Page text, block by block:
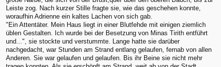
Leiste zog. Nach kurzer Stille fragte sie, wie das geschehen konnte,
woraufhin Adrienne ein kaltes Lachen von sich gab.
"Ein Attentäter. Mein Haus liegt in einer Blutfehde mit einigen ziemlich
üblen Gestalten. Ich wurde bei der Besetzung von Minas Tirith entführt
und...", sie stockte und verstummte. Lange hatte sie darüber
nachgedacht, war Stunden am Strand entlang gelaufen, fernab von allen
Anderen. Sie war gelaufen und gelaufen. Bis ihr Beine sie nicht mehr